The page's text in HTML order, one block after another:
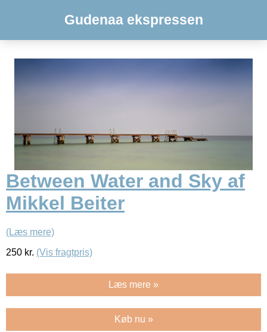
Gudenaa ekspressen
Between Water and Sky af
Mikkel Beiter
(Læs mere)
250 kr. (Vis fragtpris)
Læs mere »
Køb nu »